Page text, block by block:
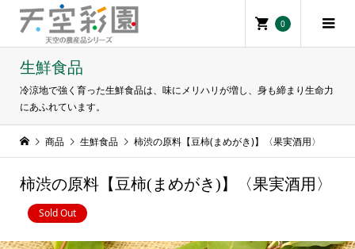
0
生鮮食品
冷涼地で強く育った生鮮食品は、味にメリハリが増し、身も締まり生命力
にあふれています。
商品 生鮮食品 柿渋の原料【豆柿(まめがき)】〈果実酒用〉
柿渋の原料【豆柿(まめがき)】〈果実酒用〉
Sold Out